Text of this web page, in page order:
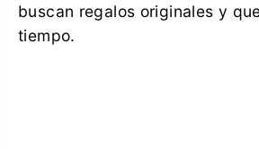
buscan regalos originales y
tiempo.